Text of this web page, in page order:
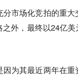
市场化竞拍的重
外，最终以24亿
为其最近两年在重